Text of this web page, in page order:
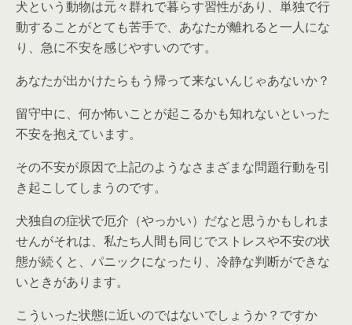
犬という動物は元々群れで暮らす習性があり、単独で行
動することがとても苦手で、あなたが離れると一人にな
り、急に不安を感じやすいのです。
あなたが出かけたらもう帰って来ないんじゃあないか？
留守中に、何か怖いことが起こるかも知れないといった
不安を抱えています。
その不安が原因で上記のようなさまざまな問題行動を引
き起こしてしまうのです。
犬独自の症状で厄介（やっかい）だなと思うかもしれま
せんがそれは、私たち人間も同じでストレスや不安の状
態が続くと、パニックになったり、冷静な判断ができな
いときがあります。
こういった状態に近いのではないでしょうか？ですか